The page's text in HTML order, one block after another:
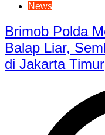
News
Brimob Polda
Balap Liar,
di Jakarta Timur